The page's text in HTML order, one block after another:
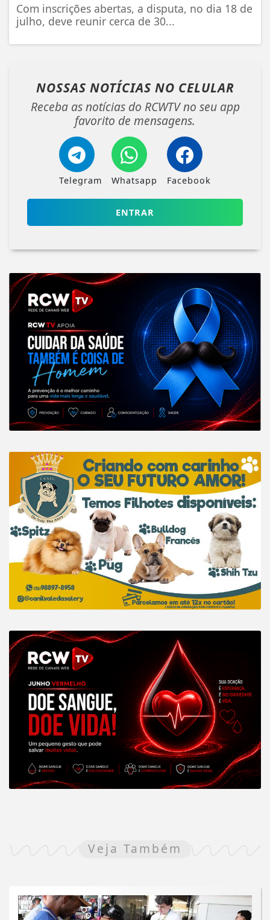
Com inscrições abertas, a disputa, no dia 18 de
julho, deve reunir cerca de 30...
NOSSAS NOTÍCIAS NO CELULAR
Receba as notícias do RCWTV no seu app
favorito de mensagens.
Telegram Whatsapp Facebook
ENTRAR
Veja Também